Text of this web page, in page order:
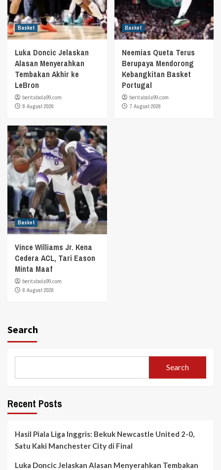
Basket
Luka Doncic Jelaskan
Alasan Menyerahkan
Tembakan Akhir ke
LeBron
beritabola99.com
8 August 2026
Basket
Neemias Queta Terus
Berupaya Mendorong
Kebangkitan Basket
Portugal
beritabola99.com
7 August 2026
Basket
Vince Williams Jr. Kena
Cedera ACL, Tari Eason
Minta Maaf
beritabola99.com
6 August 2026
Search
Search
Recent Posts
Hasil Piala Liga Inggris: Bekuk Newcastle United 2-0,
Satu Kaki Manchester City di Final
Luka Doncic Jelaskan Alasan Menyerahkan Tembakan